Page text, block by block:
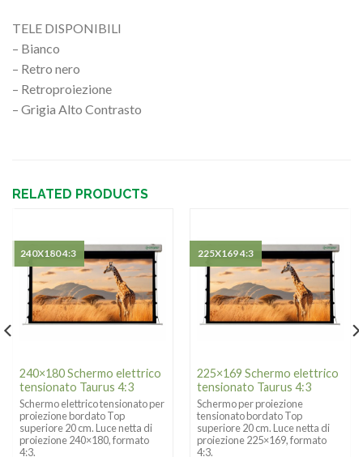
TELE DISPONIBILI
– Bianco
– Retro nero
– Retroproiezione
– Grigia Alto Contrasto
RELATED PRODUCTS
240×180 Schermo elettrico
tensionato Taurus 4:3
Schermo elettrico tensionato per
proiezione bordato Top
superiore 20 cm. Luce netta di
proiezione 240×180, formato
4:3.
240X180 4:3
225×169 Schermo elettrico
tensionato Taurus 4:3
Schermo per proiezione
tensionato bordato Top
superiore 20 cm. Luce netta di
proiezione 225×169, formato
4:3.
225X169 4:3